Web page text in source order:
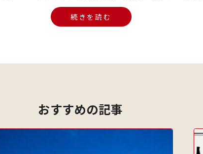
続きを読む
おすすめの記事